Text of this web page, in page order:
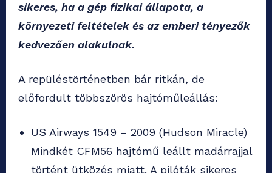
sikeres, ha a gép fizikai állapota, a
környezeti feltételek és az emberi tényezők
kedvezően alakulnak.
A repüléstörténetben bár ritkán, de
előfordult többszörös hajtóműleállás:
US Airways 1549 – 2009 (Hudson Miracle)
Mindkét CFM56 hajtómű leállt madárrajjal
történt ütközés miatt. A pilóták sikeres